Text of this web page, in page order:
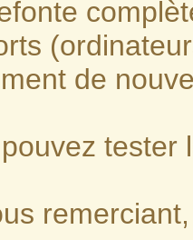
de
remerciant,